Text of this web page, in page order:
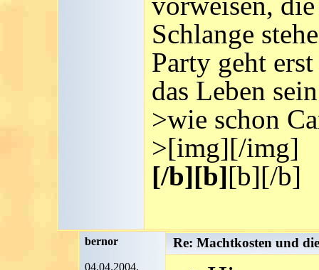
Schlange
Party geht
das Leben
>wie schon
>[img][/img]
[/b][b][b][/b]
bernor
04.04.2004,
Re: Machtkosten und